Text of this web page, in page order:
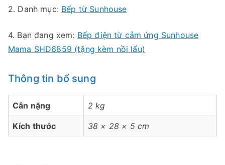
2. Danh mục: Bếp từ Sunhouse
4. Bạn đang xem: Bếp điện từ cảm ứng Sunhouse
Mama SHD6859 (tặng kèm nồi lẩu)
Thông tin bổ sung
Cân nặng 2 kg
Kích thước 38 × 28 × 5 cm